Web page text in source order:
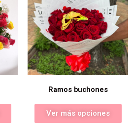
Ramos buchones
Ver más opciones